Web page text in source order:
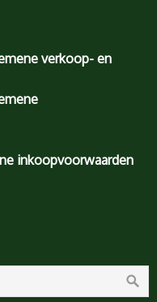
verkoop- en
inkoopvoorwaarden